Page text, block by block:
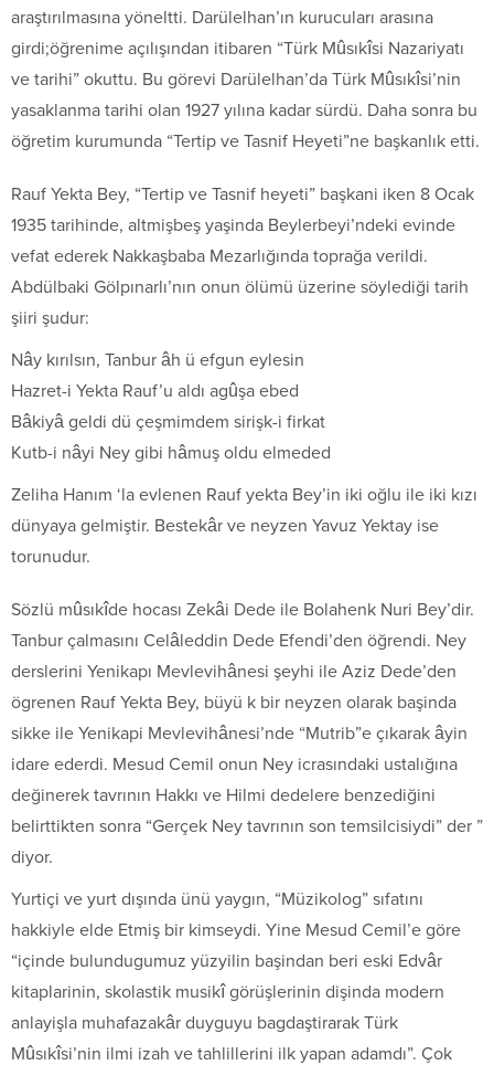
araştırılmasına yöneltti. Darülelhan’ın kurucuları arasına
girdi;öğrenime açılışından itibaren “Türk Mûsıkîsi Nazariyatı
ve tarihi” okuttu. Bu görevi Darülelhan’da Türk Mûsıkîsi’nin
yasaklanma tarihi olan 1927 yılına kadar sürdü. Daha sonra bu
öğretim kurumunda “Tertip ve Tasnif Heyeti”ne başkanlık etti.
Rauf Yekta Bey, “Tertip ve Tasnif heyeti” başkani iken 8 Ocak
1935 tarihinde, altmişbeş yaşinda Beylerbeyi’ndeki evinde
vefat ederek Nakkaşbaba Mezarlığında toprağa verildi.
Abdülbaki Gölpınarlı’nın onun ölümü üzerine söylediği tarih
şiiri şudur:
Nây kırılsın, Tanbur âh ü efgun eylesin
Hazret-i Yekta Rauf’u aldı agûşa ebed
Bâkiyâ geldi dü çeşmimdem sirişk-i firkat
Kutb-i nâyi Ney gibi hâmuş oldu elmeded
Zeliha Hanım ‘la evlenen Rauf yekta Bey’in iki oğlu ile iki kızı
dünyaya gelmiştir. Bestekâr ve neyzen Yavuz Yektay ise
torunudur.
Sözlü mûsıkîde hocası Zekâi Dede ile Bolahenk Nuri Bey’dir.
Tanbur çalmasını Celâleddin Dede Efendi’den öğrendi. Ney
derslerini Yenikapı Mevlevihânesi şeyhi ile Aziz Dede’den
ögrenen Rauf Yekta Bey, büyü k bir neyzen olarak başinda
sikke ile Yenikapi Mevlevihânesi’nde “Mutrib”e çıkarak âyin
idare ederdi. Mesud Cemil onun Ney icrasındaki ustalığına
değinerek tavrının Hakkı ve Hilmi dedelere benzediğini
belirttikten sonra “Gerçek Ney tavrının son temsilcisiydi” der ”
diyor.
Yurtiçi ve yurt dışında ünü yaygın, “Müzikolog” sıfatını
hakkiyle elde Etmiş bir kimseydi. Yine Mesud Cemil’e göre
“içinde bulundugumuz yüzyilin başindan beri eski Edvâr
kitaplarinin, skolastik musikî görüşlerinin dişinda modern
anlayişla muhafazakâr duyguyu bagdaştirarak Türk
Mûsıkîsi’nin ilmi izah ve tahlillerini ilk yapan adamdı”. Çok